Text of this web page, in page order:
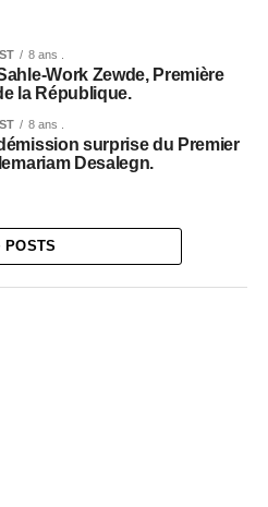
8 ans .
Work Zewde, Première
la République.
8 ans .
surprise du Premier
Desalegn.
POSTS